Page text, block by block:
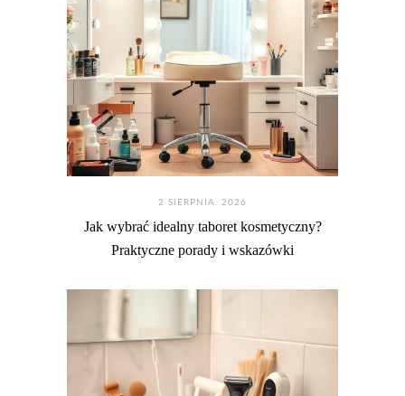
2 SIERPNIA. 2026
Jak wybrać idealny taboret kosmetyczny?
Praktyczne porady i wskazówki